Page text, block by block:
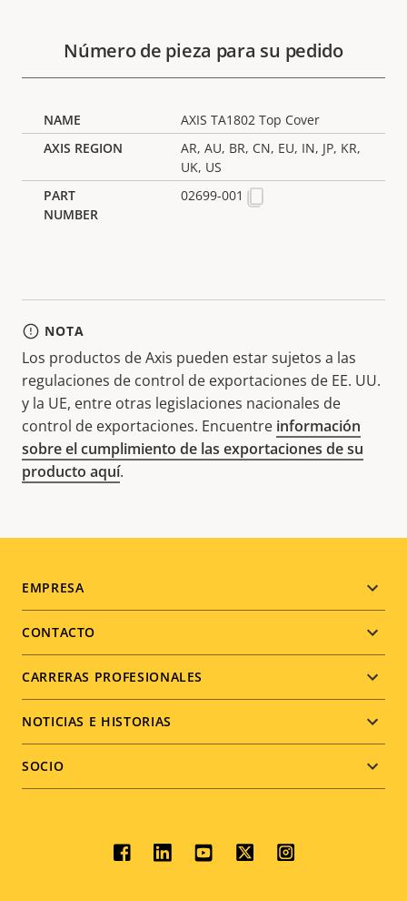
Número de pieza para su pedido
AXIS TA1802 Top Cover
AR, AU, BR, CN, EU, IN, JP, KR,
UK, US
02699-001
NOTA
Los productos de Axis pueden estar sujetos a las
regulaciones de control de exportaciones de EE. UU.
y la UE, entre otras legislaciones nacionales de
control de exportaciones. Encuentre información
sobre el cumplimiento de las exportaciones de su
producto aquí.
Footer
menu
EMPRESA
CONTACTO
CARRERAS PROFESIONALES
NOTICIAS E HISTORIAS
SOCIO
Social